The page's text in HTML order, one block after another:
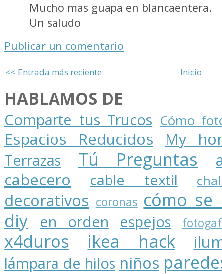
Mucho mas guapa en blancaentera.
Un saludo
Publicar un comentario
<< Entrada más reciente Inicio
HABLAMOS DE
Comparte tus Trucos Cómo
Espacios Reducidos My
Terrazas Tú Preguntas
cabecero
cable textil
decorativos coronas cómo se
diy
en orden espejos
x4duros ikea hack
lámpara de hilos niños